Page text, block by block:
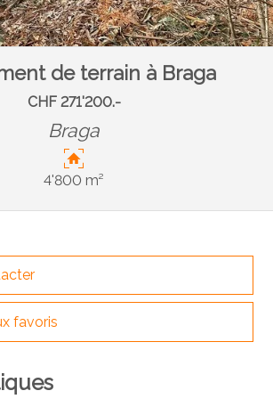
de terrain à Braga
CHF 271'200.-
Braga
4'800 m²
favoris